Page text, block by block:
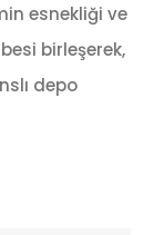
esnekliği ve
birleşerek,
depo